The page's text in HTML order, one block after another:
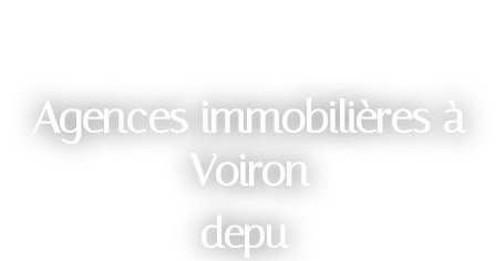
Agences immobilières à
Voiron
depuis 2005